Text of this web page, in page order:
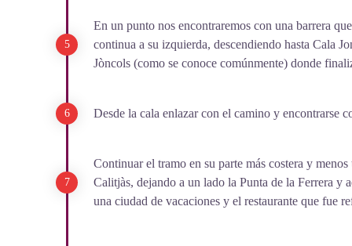
En un punto nos encontraremos con una barrera
continua a su izquierda, descendiendo hasta Cala
Jòncols (como se conoce comúnmente) donde
Desde la cala enlazar con el camino y encontrarse
Continuar el tramo en su parte más costera y
Calitjàs, dejando a un lado la Punta de la Ferrera y
una ciudad de vacaciones y el restaurante que fue